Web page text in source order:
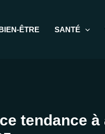
ÊTRE SANTÉ
tendance à